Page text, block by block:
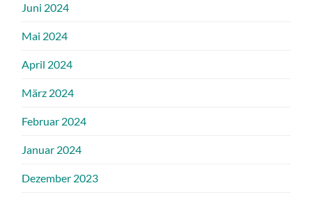
Juni 2024
Mai 2024
April 2024
März 2024
Februar 2024
Januar 2024
Dezember 2023